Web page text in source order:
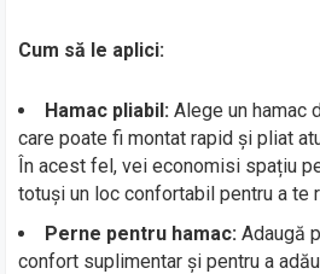
Cum să le aplici:
Hamac pliabil: Alege un hamac
care poate fi montat rapid și pliat
În acest fel, vei economisi spațiu
totuși un loc confortabil pentru a te
Perne pentru hamac: Adaugă
confort suplimentar și pentru a